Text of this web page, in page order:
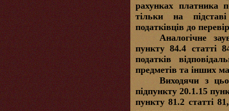
рахунках платника
тільки на
податківців до
Аналогічне
пункту 84.4 статті
податків
предметів та інших
Виходячи з
підпункту 20.1.15
пункту 81.2 статті